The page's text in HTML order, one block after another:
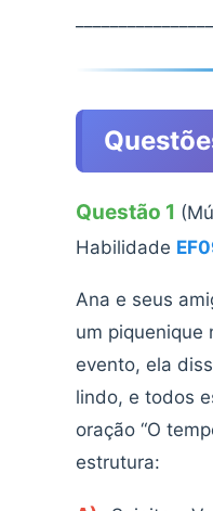
Questão 1
Habilidade
Ana e seus
um piquenique
evento, ela
lindo, e todos
oração “O
estrutura: